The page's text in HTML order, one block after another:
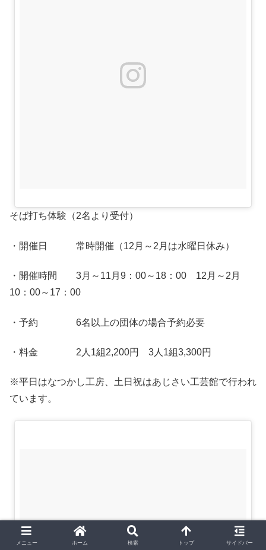
そば打ち体験（2名より受付）
・開催日 常時開催（12月～2月は水曜日休み）
・開催時間 3月～11月9：00～18：00 12月～2月
10：00～17：00
・予約 6名以上の団体の場合予約必要
・料金 2人1組2,200円 3人1組3,300円
※平日はなつかし工房、土日祝はあじさい工芸館で行われ
ています。
メニュー ホーム 検索 トップ サイドバー